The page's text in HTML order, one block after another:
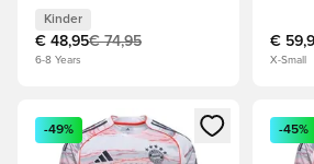
Kinder
€ 48,95€ 74,95
6-8 Years
€
X-Small
Öffnet ein Fenster zum Anmelden
-49% -45%